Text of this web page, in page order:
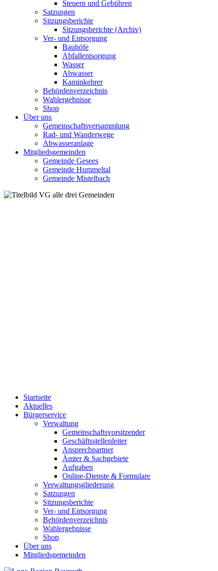
Steuern und Gebühren
Satzungen
Sitzungsberichte
Sitzungsberichte (Archiv)
Ver- und Entsorgung
Bauhöfe
Abfallentsorgung
Wasser
Abwasser
Kaminkehrer
Behördenverzeichnis
Wahlergebnisse
Shop
Über uns
Gemeinschaftsversammlung
Rad- und Wanderwege
Abwasseranlage
Mitgliedsgemeinden
Gemeinde Gesees
Gemeinde Hummeltal
Gemeinde Mistelbach
Startseite
Aktuelles
Bürgerservice
Verwaltung
Gemeinschaftsvorsitzender
Geschäftsstellenleiter
Ansprechpartner
Ämter & Sachgebiete
Aufgaben
Online-Dienste & Formulare
Verwaltungsgliederung
Satzungen
Sitzungsberichte
Ver- und Entsorgung
Behördenverzeichnis
Wahlergebnisse
Shop
Über uns
Mitgliedsgemeinden